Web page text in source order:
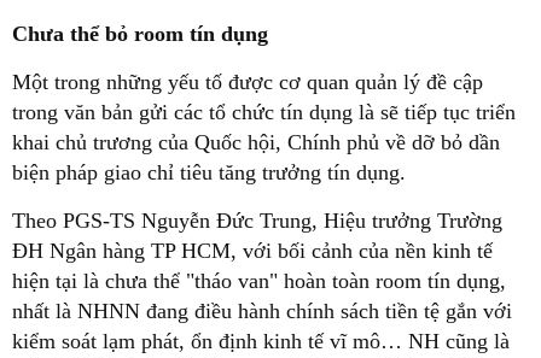
Chưa thể bỏ room tín dụng
Một trong những yếu tố được cơ quan quản lý đề cập
trong văn bản gửi các tổ chức tín dụng là sẽ tiếp tục triển
khai chủ trương của Quốc hội, Chính phủ về dỡ bỏ dần
biện pháp giao chỉ tiêu tăng trưởng tín dụng.
Theo PGS-TS Nguyễn Đức Trung, Hiệu trưởng Trường
ĐH Ngân hàng TP HCM, với bối cảnh của nền kinh tế
hiện tại là chưa thể "tháo van" hoàn toàn room tín dụng,
nhất là NHNN đang điều hành chính sách tiền tệ gắn với
kiểm soát lạm phát, ổn định kinh tế vĩ mô… NH cũng là